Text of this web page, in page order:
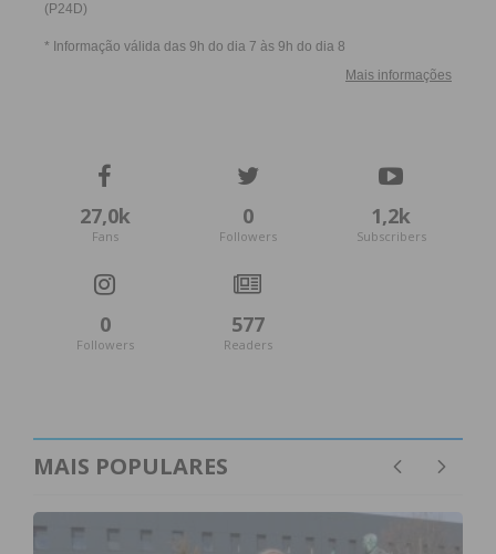
27,0k
Fans
0
Followers
1,2k
Subscribers
0
Followers
577
Readers
MAIS POPULARES